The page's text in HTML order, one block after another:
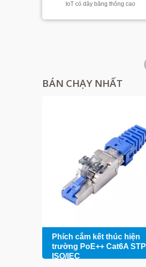
IoT có dây băng thông cao
BÁN CHẠY NHẤT
Phích cắm kết thúc hiện
trường PoE++ Cat6A STP
ISO/IEC